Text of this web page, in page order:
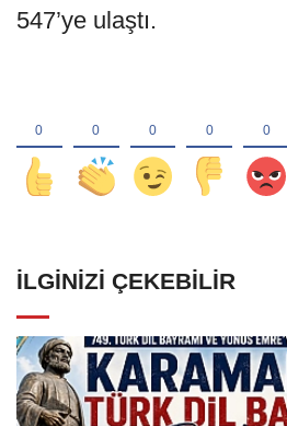
547’ye ulaştı.
İLGINIZI ÇEKEBILIR